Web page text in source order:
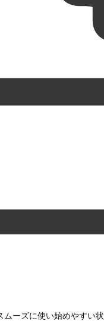
ーズに使い始めやすい